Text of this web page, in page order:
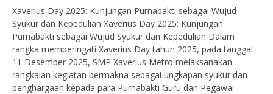
Xaverius Day 2025: Kunjungan Purnabakti sebagai Wujud
Syukur dan Kepedulian Xaverius Day 2025: Kunjungan
Purnabakti sebagai Wujud Syukur dan Kepedulian Dalam
rangka memperingati Xaverius Day tahun 2025, pada tanggal
11 Desember 2025, SMP Xaverius Metro melaksanakan
rangkaian kegiatan bermakna sebagai ungkapan syukur dan
penghargaan kepada para Purnabakti Guru dan Pegawai.